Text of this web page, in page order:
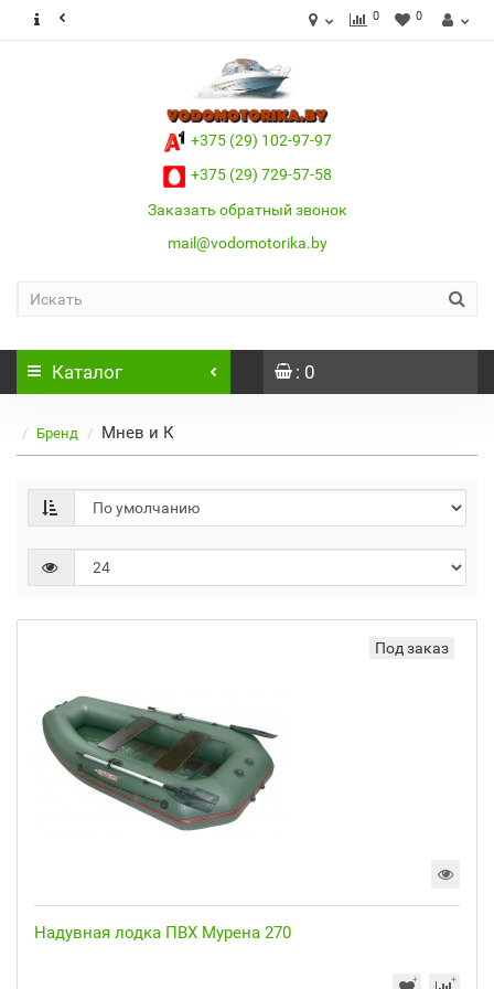
0 0
+375 (29) 102-97-97
+375 (29) 729-57-58
Заказать обратный звонок
mail@vodomotorika.by
Каталог : 0
Бренд Мнев и К
Под заказ
Надувная лодка ПВХ Мурена 270